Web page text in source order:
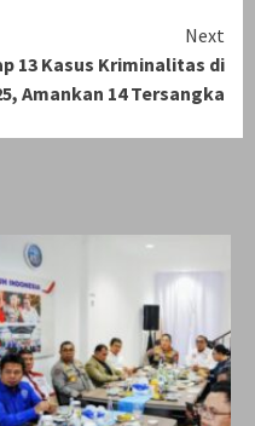
Next
13 Kasus Kriminalitas di
Amankan 14 Tersangka